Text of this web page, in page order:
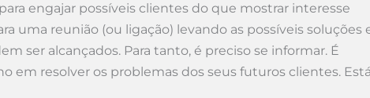
engajar possíveis clientes do que mostrar interesse
uma reunião (ou ligação) levando as possíveis soluções
ser alcançados. Para tanto, é preciso se informar. É
em resolver os problemas dos seus futuros clientes.